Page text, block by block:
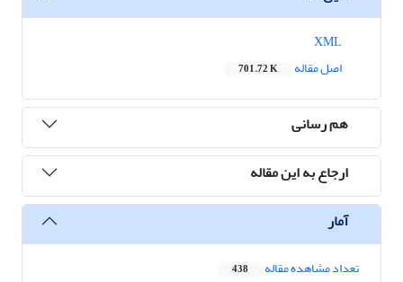
اصل مقاله
701.72 K
هم رسانی
ارجاع به این مقاله
آمار
تعداد مشاهده مقاله 438